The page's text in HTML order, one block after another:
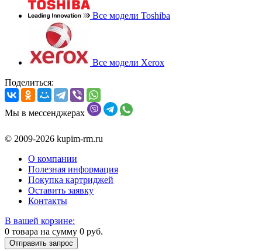
Все модели Toshiba
Все модели Xerox
Поделиться:
Мы в мессенджерах
© 2009-2026 kupim-rm.ru
О компании
Полезная информация
Покупка картриджей
Оставить заявку
Контакты
В вашей корзине:
0 товара на сумму 0 руб.
Отправить запрос